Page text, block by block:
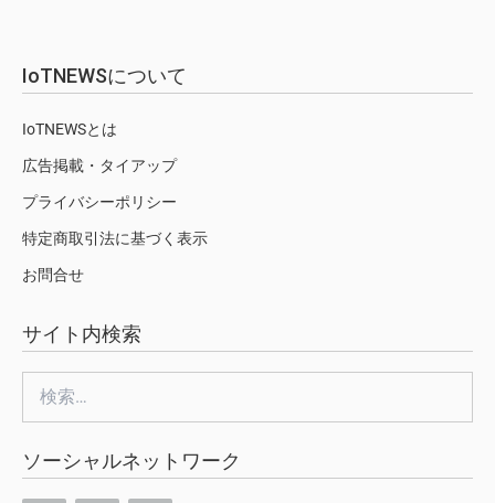
IoTNEWSについて
IoTNEWSとは
広告掲載・タイアップ
プライバシーポリシー
特定商取引法に基づく表示
お問合せ
サイト内検索
索:
ソーシャルネットワーク